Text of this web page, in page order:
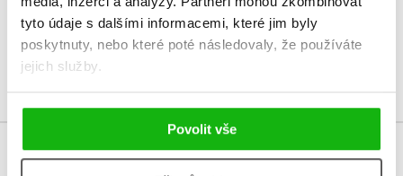
tyto údaje s dalšími informacemi, které jim byly
poskytnuty, nebo které poté následovaly, že používáte
jejich služby.
Povolit vše
Uživatelskou recenzi mohou vkládat pouze registrovaní uživatelé
Přihlásit
MOHLO BY VÁS TAKÉ ZAJÍMAT